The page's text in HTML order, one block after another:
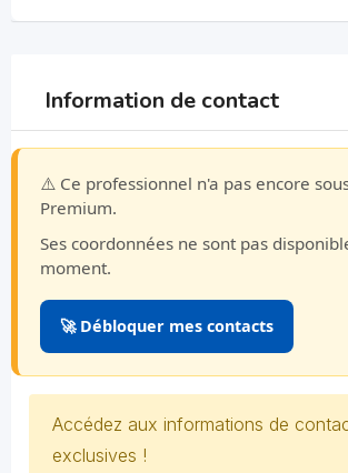
Information de contact
⚠️ Ce professionnel n'a pas encore
Premium.
Ses coordonnées ne sont pas
moment.
🚀 Débloquer mes contacts
Accédez aux informations de
exclusives !